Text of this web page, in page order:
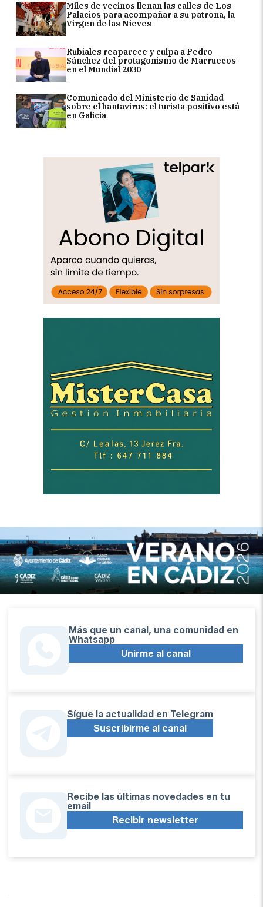
Miles de vecinos llenan las calles de Los
Palacios para acompañar a su patrona, la
Virgen de las Nieves
Rubiales reaparece y culpa a Pedro
Sánchez del protagonismo de Marruecos
en el Mundial 2030
Comunicado del Ministerio de Sanidad
sobre el hantavirus: el turista positivo está
en Galicia
Más que un canal, una comunidad en
Whatsapp
Unirme al canal
Sígue la actualidad en Telegram
Suscribirme al canal
Recibe las últimas novedades en tu
email
Recibir newsletter